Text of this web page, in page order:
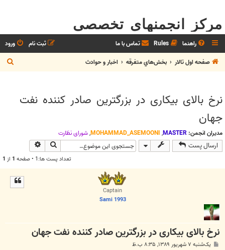
مرکز انجمنهای تخصصی
راهنما Rules تماس با ما ورود
ثبت نام
صفحه اول تالار
بخش‌‌هاي متفرقه اخبار و حوادث
س
نرخ بالای بیکاری در بزرگترین صادر کننده نفت
جهان
مدیران انجمن: MASTER
,
MOHAMMAD_ASEMOONI
,شوراي نظارت
ارسال پست جستجو
تعداد پست ها:1 • صفحه 1 از 1
Captain
Sami 1993
نرخ بالای بیکاری در بزرگترین صادر کننده نفت جهان
یک‌شنبه ۷ شهریور ۱۳۸۹, ۸:۳۵ ب.ظ